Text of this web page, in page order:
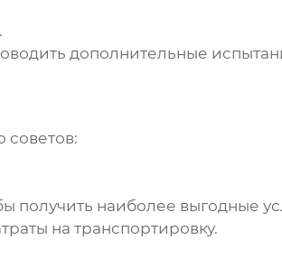
дополнительные
советов:
получить наиболее выгодные
на транспортировку.